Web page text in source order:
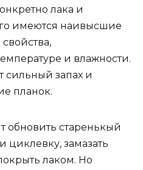
лака и
имеются наивысшие
и влажности.
сильный запах и
планок.
обновить старенькый
циклевку, замазать
лаком. Но